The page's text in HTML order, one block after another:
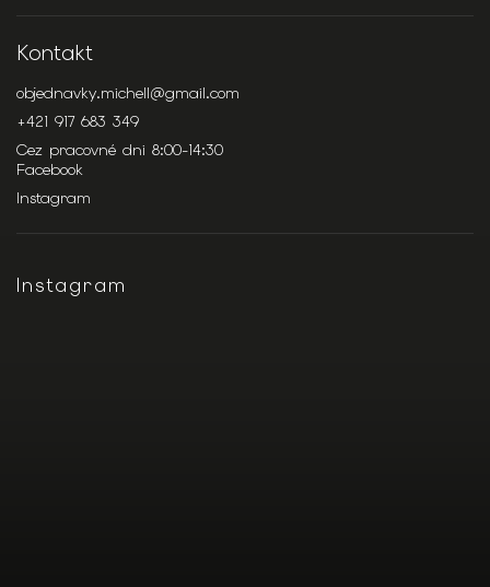
Kontakt
objednavky.michell@gmail.com
+421 917 683 349
Cez pracovné dni 8:00-14:30
Facebook
Instagram
Instagram